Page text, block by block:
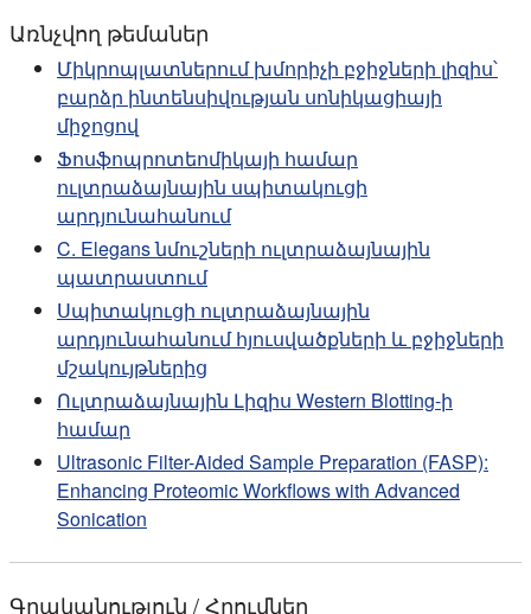
Առնչվող թեմաներ
Միկրոպլատներում խմորիչի բջիջների լիզիս՝
բարձր ինտենսիվության սոնիկացիայի
միջոցով
Ֆոսֆոպրոտեոմիկայի համար
ուլտրաձայնային սպիտակուցի
արդյունահանում
C. Elegans նմուշների ուլտրաձայնային
պատրաստում
Սպիտակուցի ուլտրաձայնային
արդյունահանում հյուսվածքների և բջիջների
մշակույթներից
Ուլտրաձայնային Լիզիս Western Blotting-ի
համար
Ultrasonic Filter-Aided Sample Preparation (FASP):
Enhancing Proteomic Workflows with Advanced
Sonication
Գրականություն / Հղումներ